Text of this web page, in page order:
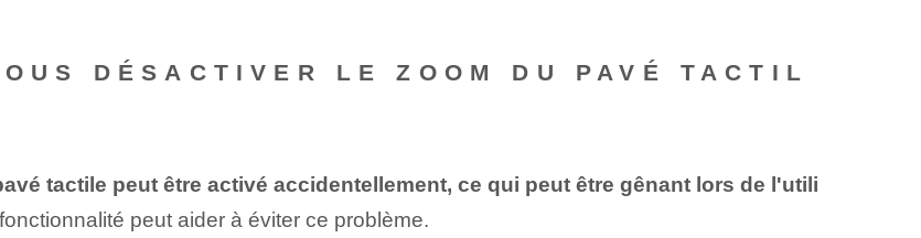
DÉSACTIVER LE ZOOM DU PAVÉ TACTIL
tactile peut être activé accidentellement, ce qui peut être gênant lors de l'utili
peut aider à éviter ce problème.